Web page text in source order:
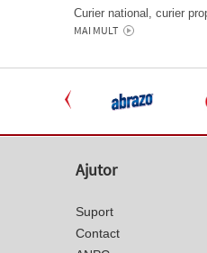
Curier national, curier
MAI MULT
Ajutor
Suport
Contact